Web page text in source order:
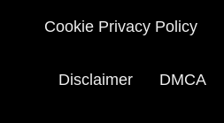
Cookie Privacy Policy
Disclaimer DMCA